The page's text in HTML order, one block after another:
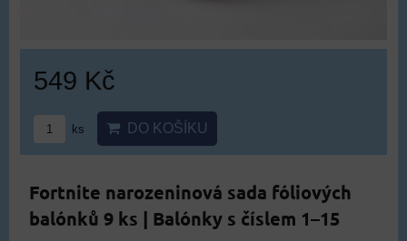
549 Kč
ks DO KOŠÍKU
Fortnite narozeninová sada fóliových
balónků 9 ks | Balónky s číslem 1–15